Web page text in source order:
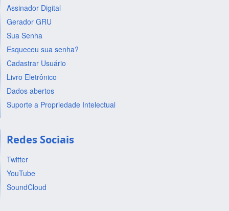
Assinador Digital
Gerador GRU
Sua Senha
Esqueceu sua senha?
Cadastrar Usuário
Livro Eletrônico
Dados abertos
Suporte a Propriedade Intelectual
Redes Sociais
Twitter
YouTube
SoundCloud